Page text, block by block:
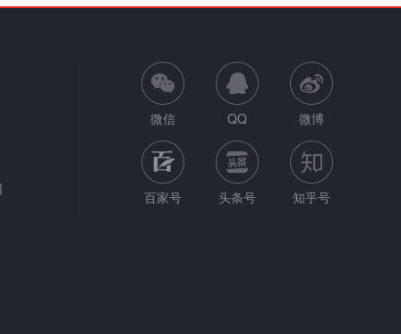
微信 QQ 微博
百家号 头条号 知乎号